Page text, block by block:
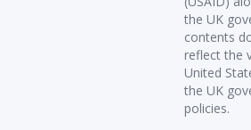
the UK
contents
reflect the
United
the UK
policies.